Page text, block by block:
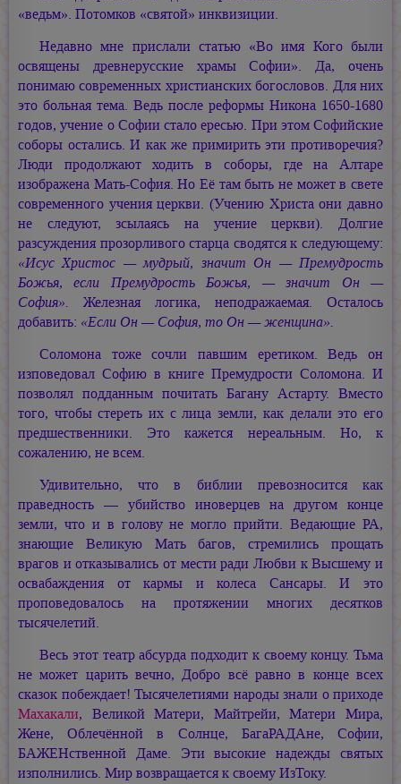
«ведьм». Потомков «святой» инквизиции.
Недавно мне прислали статью «Во имя Кого были
освящены древнерусские храмы Софии». Да, очень
понимаю современных христианских богословов. Для них
это больная тема. Ведь после реформы Никона 1650-1680
годов, учение о Софии стало ересью. При этом Софийские
соборы остались. И как же примирить эти противоречия?
Люди продолжают ходить в соборы, где на Алтаре
изображена Мать-София. Но Её там быть не может в свете
современного учения церкви. (Учению Христа они давно
не следуют, зсылаясь на учение церкви). Долгие
разсуждения прозорливого старца сводятся к следующему:
«Исус Христос — мудрый, значит Он — Премудрость
Божья, если Премудрость Божья, — значит Он —
София». Железная логика, неподражаемая. Осталось
добавить: «Если Он — София, то Он — женщина».
Соломона тоже сочли павшим еретиком. Ведь он
изповедовал Софию в книге Премудрости Соломона. И
позволял подданным почитать Багану Астарту. Вместо
того, чтобы стереть их с лица земли, как делали это его
предшественники. Это кажется нереальным. Но, к
сожалению, не всем.
Удивительно, что в библии превозносится как
праведность — убийство иноверцев на другом конце
земли, что и в голову не могло прийти. Ведающие РА,
знающие Великую Мать багов, стремились прощать
врагов и отказывались от мести ради Любви к Высшему и
освабаждения от кармы и колеса Сансары. И это
проповедовалось на протяжении многих десятков
тысячелетий.
Весь этот театр абсурда подходит к своему концу. Тьма
не может царить вечно, Добро всё равно в конце всех
сказок побеждает! Тысячелетиями народы знали о приходе
Махакали, Великой Матери, Майтрейи, Матери Мира,
Жене, Облечённой в Солнце, БагаРАДАне, Софии,
БАЖЕНственной Даме. Эти высокие надежды святых
изполнились. Мир возвращается к своему ИзТоку.